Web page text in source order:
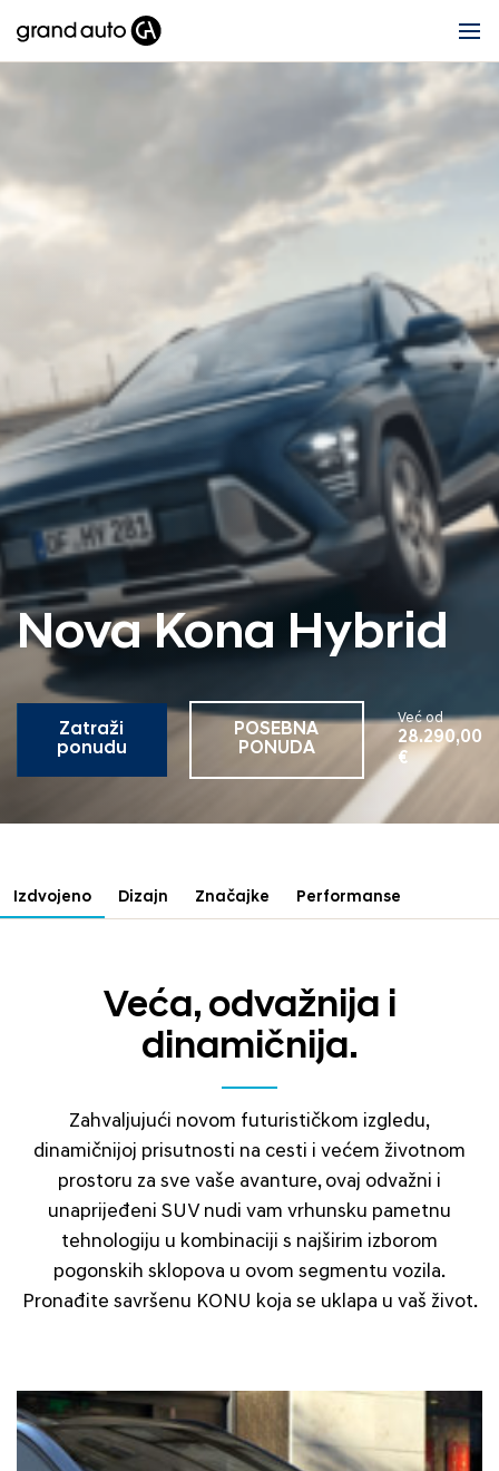
Nova Kona Hybrid
Zatraži
ponudu
POSEBNA
PONUDA
Već od
28.290,00
€
Izdvojeno Dizajn Značajke Performanse
Veća, odvažnija i
dinamičnija.
Zahvaljujući novom futurističkom izgledu,
dinamičnijoj prisutnosti na cesti i većem životnom
prostoru za sve vaše avanture, ovaj odvažni i
unaprijeđeni SUV nudi vam vrhunsku pametnu
tehnologiju u kombinaciji s najširim izborom
pogonskih sklopova u ovom segmentu vozila.
Pronađite savršenu KONU koja se uklapa u vaš život.